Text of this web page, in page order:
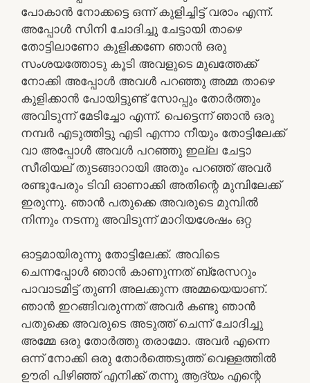
പോകാൻ നോക്കട്ടെ ഒന്ന് കുളിച്ചിട്ട് വരാം എന്ന്.
അപ്പോൾ സിനി ചോദിച്ചു ചേട്ടായി താഴെ
തോട്ടിലാണോ കുളിക്കണേ ഞാൻ ഒരു
സംശയത്തോടു കൂടി അവളുടെ മുഖത്തേക്ക്
നോക്കി അപ്പോൾ അവൾ പറഞ്ഞു അമ്മ താഴെ
കുളിക്കാൻ പോയിട്ടുണ്ട് സോപ്പും തോർത്തും
അവിടുന്ന് മേടിച്ചോ എന്ന്. പെട്ടെന്ന് ഞാൻ ഒരു
നമ്പർ എടുത്തിട്ടു എടി എന്നാ നീയും തോട്ടിലേക്ക്
വാ അപ്പോൾ അവൾ പറഞ്ഞു ഇല്ല ചേട്ടാ
സീരിയല് തുടങ്ങാറായി അതും പറഞ്ഞ് അവർ
രണ്ടുപേരും ടിവി ഓണാക്കി അതിന്റെ മുമ്പിലേക്ക്
ഇരുന്നു. ഞാൻ പതുക്കെ അവരുടെ മുമ്പിൽ
നിന്നും നടന്നു അവിടുന്ന് മാറിയശേഷം ഒറ്റ
ഓട്ടമായിരുന്നു തോട്ടിലേക്ക്. അവിടെ
ചെന്നപ്പോൾ ഞാൻ കാണുന്നത് ബ്രേസറും
പാവാടമിട്ട് തുണി അലക്കുന്ന അമ്മയെയാണ്.
ഞാൻ ഇറങ്ങിവരുന്നത് അവർ കണ്ടു ഞാൻ
പതുക്കെ അവരുടെ അടുത്ത് ചെന്ന് ചോദിച്ചു
അമ്മേ ഒരു തോർത്തു തരാമോ. അവർ എന്നെ
ഒന്ന് നോക്കി ഒരു തോർത്തെടുത്ത് വെള്ളത്തിൽ
ഊരി പിഴിഞ്ഞ് എനിക്ക് തന്നു ആദ്യം എന്റെ